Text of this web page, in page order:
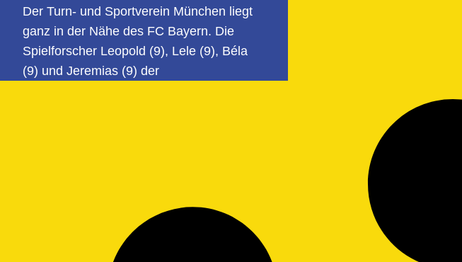
Der Turn- und Sportverein München liegt
ganz in der Nähe des FC Bayern. Die
Spielforscher Leopold (9), Lele (9), Béla
(9) und Jeremias (9) der